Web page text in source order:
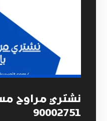
نشتري مراوح
90002751